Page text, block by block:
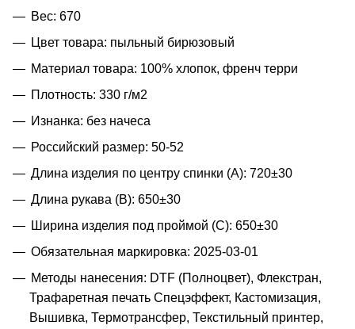
Вес: 670
Цвет товара: пыльный бирюзовый
Материал товара: 100% хлопок, френч терри
Плотность: 330 г/м2
Изнанка: без начеса
Российский размер: 50-52
Длина изделия по центру спинки (A): 720±30
Длина рукава (B): 650±30
Ширина изделия под проймой (С): 650±30
Обязательная маркировка: 2025-03-01
Методы нанесения: DTF (Полноцвет), Флекстран,
Трафаретная печать Спецэффект, Кастомизация,
Вышивка, Термотрансфер, Текстильный принтер,